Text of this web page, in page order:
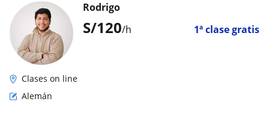
S/120/h 1ª clase gratis
Rodrigo
Clases on line
Alemán